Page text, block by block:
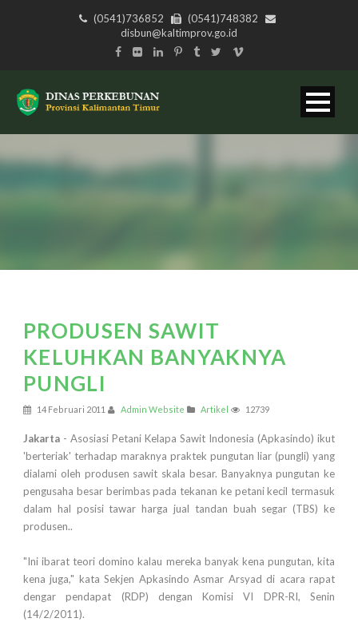
(0541)736852
(0541)748382
disbun@kaltimprov.go.id
PRODUSEN SAWIT
KELUHKAN BANYAKNYA
PUNGLI
14 Februari 2011 Admin Website Artikel 12739
Jakarta - Asosiasi Petani Kelapa Sawit Indonesia (Apkasindo) ikut
'berteriak' terhadap maraknya praktek pungutan liar (pungli) yang
dialami oleh produsen sawit skala besar. Banyaknya pungutan ke
pengusaha besar berimbas pada tekanan ke petani kecil termasuk
dalam hal posisi tawar harga jual tandan buah segar (TBS) ke
produsen..
"Ini ibarat teori domino kalau mereka banyak kena pungutan, kita
kena juga," kata Sekjen Apkasindo Asmar Arsyad di acara rapat
dengar pendapat (RDP) dengan Komisi VI DPR-RI, Senin
(14/2/2011).